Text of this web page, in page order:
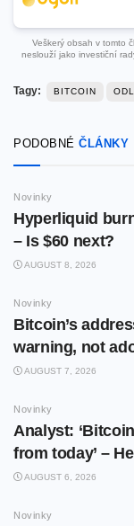
Veškerý obsah v tomto
neslouží jako investiční
Tagy: BITCOIN
PODOBNÉ ČLÁNKY
Novinky
Hyperliquid
– Is $60 next?
AUGUST 8, 2026
Novinky
Bitcoin’s
warning, not
AUGUST 7, 2026
Novinky
Analyst:
from today’ –
AUGUST 6, 2026
Novinky